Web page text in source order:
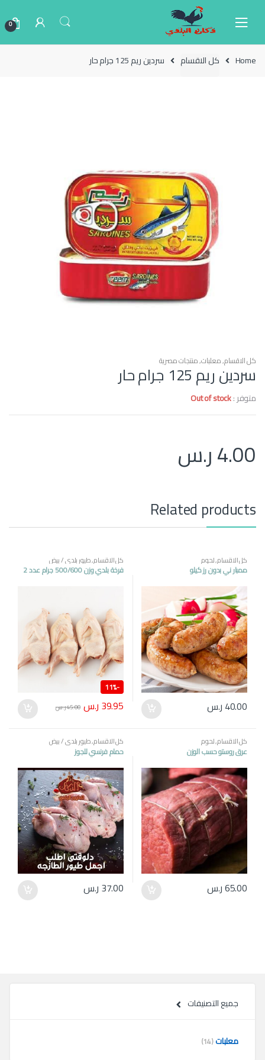
0
Home كل الاقسام سردين ريم 125 جرام حار
كل الاقسام,معلبات,منتجات مصرية
سردين ريم 125 جرام حار
متوفر :Out of stock
4.00ر.س
Related products
كل الاقسام,لحوم
ممبار ني بدون رز كيلو
40.00 ر.س
كل الاقسام,طيور بلدي / بيض
فرخة بلدي وزن 500/600 جرام عدد 2
-
11%
39.95 ر.س 45.00ر.س
كل الاقسام,لحوم
عرق روستو حسب الوزن
65.00ر.س
كل الاقسام,طيور بلدي / بيض
حمام فرنسي للجوز
37.00 ر.س
جميع التصنيفات
معلبات(14)